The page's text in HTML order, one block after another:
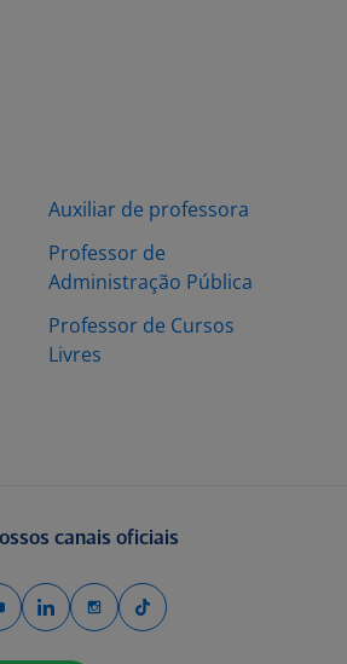
Auxiliar de professora
Professor de
Administração Pública
Professor de Cursos
Livres
canais oficiais